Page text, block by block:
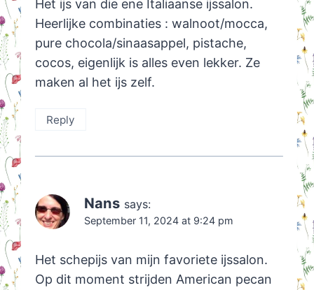
Het ijs van die ene Italiaanse ijssalon.
Heerlijke combinaties : walnoot/mocca,
pure chocola/sinaasappel, pistache,
cocos, eigenlijk is alles even lekker. Ze
maken al het ijs zelf.
Reply
Nans says:
September 11, 2024 at 9:24 pm
Het schepijs van mijn favoriete ijssalon.
Op dit moment strijden American pecan